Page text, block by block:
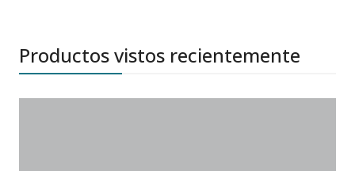
Productos vistos recientemente